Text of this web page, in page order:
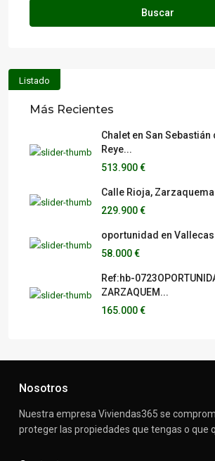
Buscar
Listado
Más Recientes
Chalet en San Sebastián
Reye...
513.900 €
Calle Rioja,
229.900 €
oportunidad en Vallecas
58.000 €
Ref:hb-
ZARZAQUEM...
165.000 €
Nosotros
Nuestra empresa Viviendas365 se
proteger las propiedades que tengas o que